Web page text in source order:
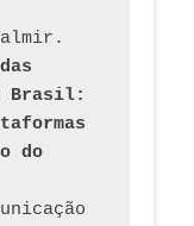
Brasil:
do